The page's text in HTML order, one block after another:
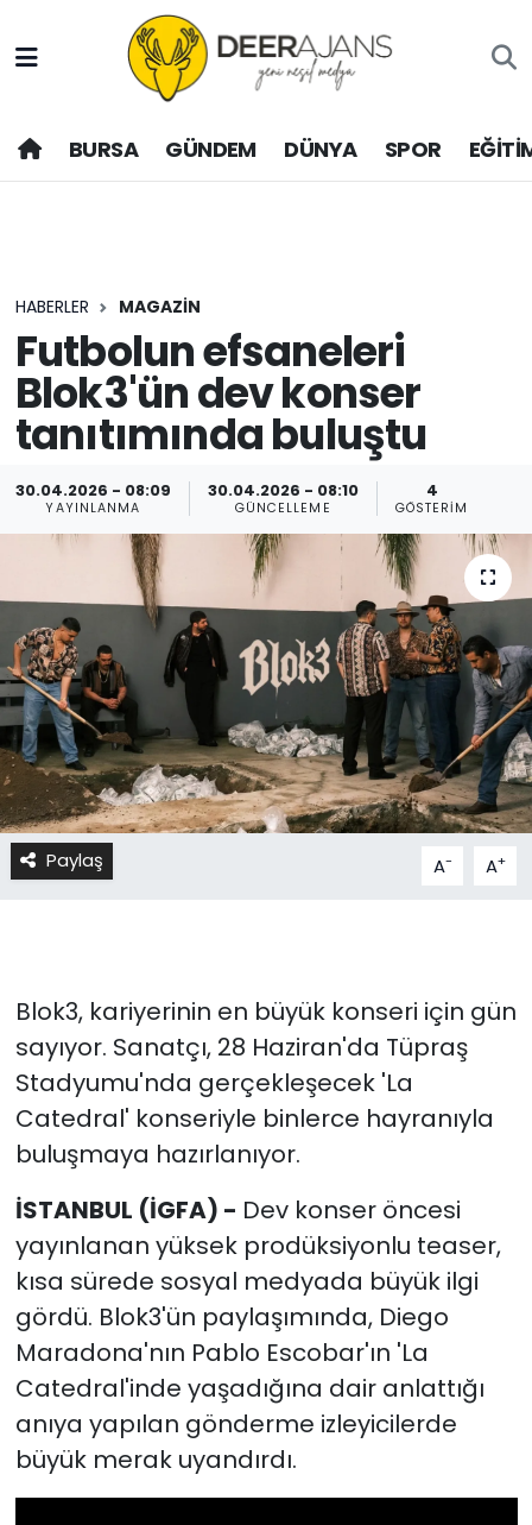
BURSA GÜNDEM DÜNYA SPOR
HABERLER MAGAZİN
Futbolun efsaneleri
Blok3'ün dev konser
tanıtımında buluştu
30.04.2026 - 08:09
YAYINLANMA
30.04.2026 - 08:10
GÜNCELLEME
4
GÖSTERIM
Paylaş A- A+
Blok3, kariyerinin en büyük konseri için gün
sayıyor. Sanatçı, 28 Haziran'da Tüpraş
Stadyumu'nda gerçekleşecek 'La
Catedral' konseriyle binlerce hayranıyla
buluşmaya hazırlanıyor.
İSTANBUL (İGFA) - Dev konser öncesi
yayınlanan yüksek prodüksiyonlu teaser,
kısa sürede sosyal medyada büyük ilgi
gördü. Blok3'ün paylaşımında, Diego
Maradona'nın Pablo Escobar'ın 'La
Catedral'inde yaşadığına dair anlattığı
anıya yapılan gönderme izleyicilerde
büyük merak uyandırdı.
Hava Durumu
Trafik Durumu
Son Dakika Haberleri
Haber Arşivi